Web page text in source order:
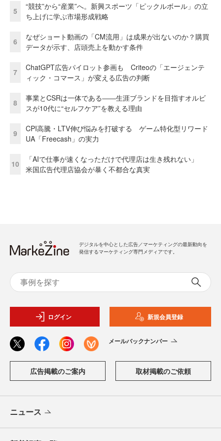
5
“競技”から“産業”へ。新興スポーツ「ピックルボール」の立
ち上げに学ぶ市場形成戦略
6
なぜショート動画の「CM流用」は成果が出ないのか？購買
データが示す、店頭売上を動かす条件
7
ChatGPT広告パイロット参画も Criteoの「エージェンテ
ィック・コマース」が変える広告の判断
8
事業とCSRは一体である――生涯ブランドを目指すオルビ
スが10代に“セルフケア”を教える理由
9
CPI高騰・LTV伸び悩みを打破する ゲーム特化型リワード
UA「Freecash」の実力
10
「AIで仕事が速くなっただけで代理店は生き残れない」
米国広告代理店協会が暴く不都合な真実
デジタルを中心とした広告／マーケティングの最新動向を
発信するマーケティング専門メディアです。
ログイン 新規会員登録
メールバックナンバー
広告掲載のご案内 取材掲載のご依頼
ニュース